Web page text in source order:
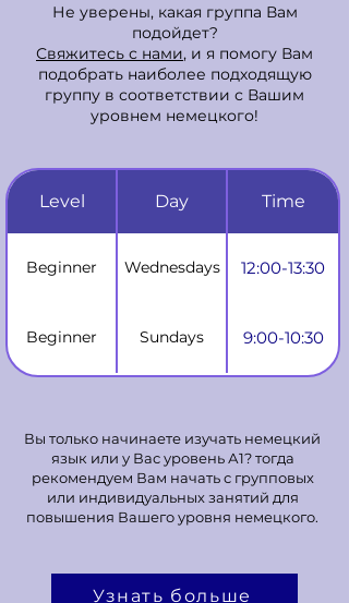
Не уверены, какая группа Вам
подойдет?
Свяжитесь с нами, и я помогу Вам
подобрать наиболее подходящую
группу в соответствии с Вашим
уровнем немецкого!
Level Day Time
Beginner Wednesdays 12:00-13:30
Beginner Sundays 9:00-10:30
Вы только начинаете изучать немецкий
язык или у Вас уровень А1? тогда
рекомендуем Вам начать с групповых
или индивидуальных занятий для
повышения Вашего уровня немецкого.
Узнать больше